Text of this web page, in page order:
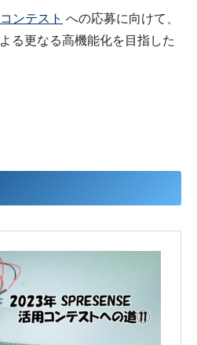
ンテスト への応募に向けて、
る更なる高機能化を目指した